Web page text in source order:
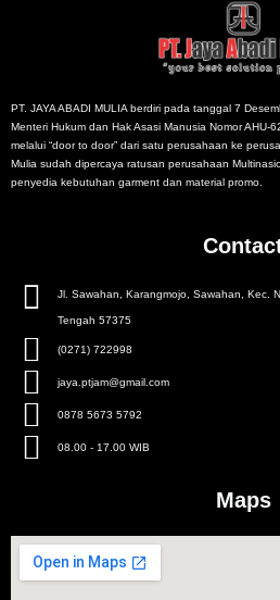
PT. JAYA ABADI MULIA berdiri pada tanggal 7
Menteri Hukum dan Hak Asasi Manusia Nomor AHU-
melalui “door to door” dari satu perusahaan ke
Mulia sudah dipercaya ratusan perusahaan
penyedia kebutuhan garment dan material promo.
Jl. Sawahan, Karangmojo, Sawahan, Kec.
Tengah 57375
(0271) 722998
jaya.ptjam@gmail.com
0878 5673 5792
08.00 - 17.00 WIB
Maps